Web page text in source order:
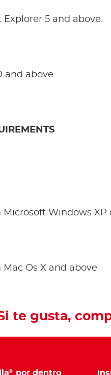
5 and above.
and above.
Windows XP
Os X and above
te gusta,
® por dentro